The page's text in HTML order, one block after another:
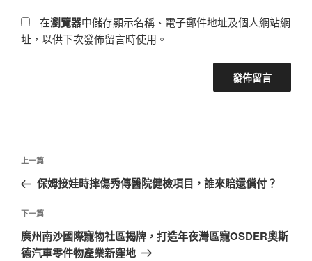
在瀏覽器中儲存顯示名稱、電子郵件地址及個人網站網
址，以供下次發佈留言時使用。
文
導
覽
上
一
文
章
上一篇
保姆接娃時摔傷秀傳醫院健檢項目，誰來賠還償付？
下
一
篇
下一篇
廣州南沙國際寵物社區揭牌，打造年夜灣區寵OSDER奧斯
德汽車零件物產業新窪地